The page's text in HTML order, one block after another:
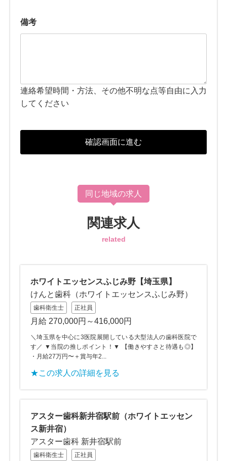
備考
連絡希望時間・方法、その他不明な点等自由に入力
してください
同じ地域の求人
関連求人
related
ホワイトエッセンスふじみ野【埼玉県】
けんと歯科（ホワイトエッセンスふじみ野）
歯科衛生士 正社員
月給 270,000円～416,000円
＼埼玉県を中心に3医院展開している大型法人の歯科医院で
す／ ▼当院の推しポイント！▼ 【働きやすさと待遇も◎】
・月給27万円〜＋賞与年2...
★この求人の詳細を見る
アスター歯科新井宿駅前（ホワイトエッセン
ス新井宿）
アスター歯科 新井宿駅前
歯科衛生士 正社員